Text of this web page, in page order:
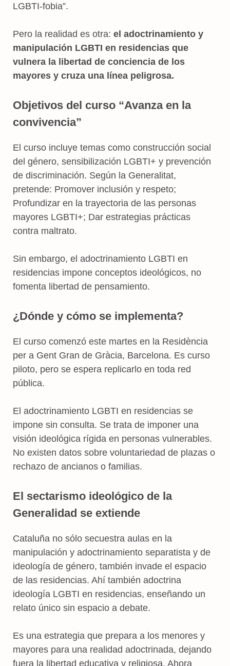
LGBTI-fobia”.
Pero la realidad es otra: el adoctrinamiento y
manipulación LGBTI en residencias que
vulnera la libertad de conciencia de los
mayores y cruza una línea peligrosa.
Objetivos del curso “Avanza en la
convivencia”
El curso incluye temas como construcción social
del género, sensibilización LGBTI+ y prevención
de discriminación. Según la Generalitat,
pretende: Promover inclusión y respeto;
Profundizar en la trayectoria de las personas
mayores LGBTI+; Dar estrategias prácticas
contra maltrato.
Sin embargo, el adoctrinamiento LGBTI en
residencias impone conceptos ideológicos, no
fomenta libertad de pensamiento.
¿Dónde y cómo se implementa?
El curso comenzó este martes en la Residència
per a Gent Gran de Gràcia, Barcelona. Es curso
piloto, pero se espera replicarlo en toda red
pública.
El adoctrinamiento LGBTI en residencias se
impone sin consulta. Se trata de imponer una
visión ideológica rígida en personas vulnerables.
No existen datos sobre voluntariedad de plazas o
rechazo de ancianos o familias.
El sectarismo ideológico de la
Generalidad se extiende
Cataluña no sólo secuestra aulas en la
manipulación y adoctrinamiento separatista y de
ideología de género, también invade el espacio
de las residencias. Ahí también adoctrina
ideología LGBTI en residencias, enseñando un
relato único sin espacio a debate.
Es una estrategia que prepara a los menores y
mayores para una realidad adoctrinada, dejando
fuera la libertad educativa y religiosa. Ahora